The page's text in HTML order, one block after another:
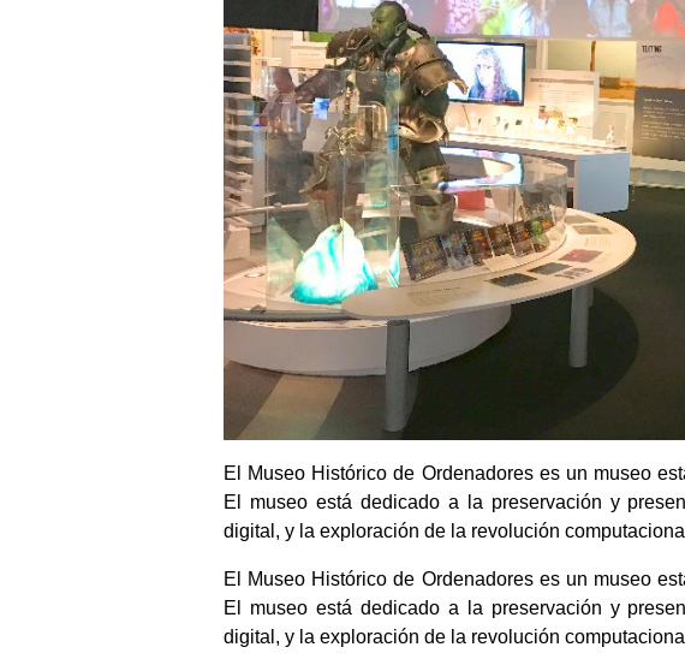
El Museo Histórico de Ordenadores es un museo
El museo está dedicado a la preservación y
digital, y la exploración de la revolución
El Museo Histórico de Ordenadores es un museo
El museo está dedicado a la preservación y
digital, y la exploración de la revolución